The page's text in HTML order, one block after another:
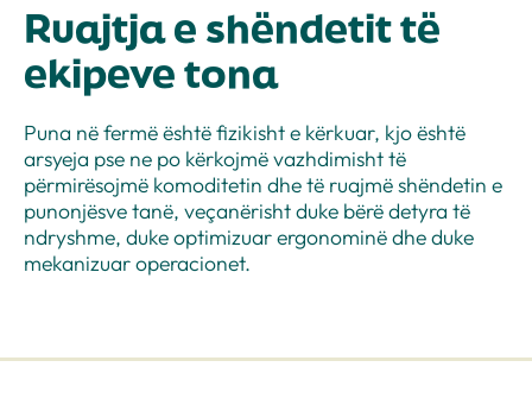
Ruajtja e shëndetit të
ekipeve tona
Puna në fermë është fizikisht e kërkuar, kjo është
arsyeja pse ne po kërkojmë vazhdimisht të
përmirësojmë komoditetin dhe të ruajmë shëndetin e
punonjësve tanë, veçanërisht duke bërë detyra të
ndryshme, duke optimizuar ergonominë dhe duke
mekanizuar operacionet.